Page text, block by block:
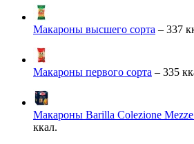
Макароны высшего сорта – 337
Макароны первого сорта – 335
Макароны Barilla Colezione Mezze
ккал.